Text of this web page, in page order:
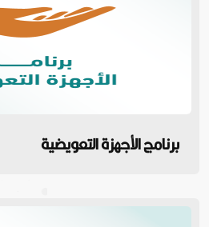
برنامج الأجهزة التعويضية